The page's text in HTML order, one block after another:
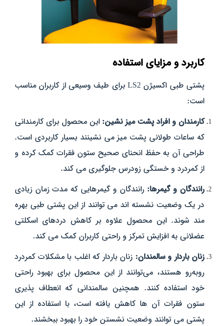
کاربرد و مزایای استفاده
پشتی طبی اکسیژن LS2 برای طیف وسیعی از کاربران مناسب
است:
کارمندان و افراد پشت میز نشین: این محصول برای کارمندانی
که ساعات طولانی پشت میز می‌ نشینند بسیار کاربردی است.
طراحی آن به حفظ انحنای صحیح ستون فقرات کمک کرده و
از کمردرد و خستگی زودرس جلوگیری می‌ کند.
رانندگان و گیمرها: رانندگان و گیمرهایی که مدت زمان زیادی
در یک وضعیت نشسته‌ اند می‌ توانند از این پشتی طبی بهره‌
مند شوند. این محصول علاوه بر کاهش دردهای اسکلتی
عضلانی به افزایش تمرکز و راحتی کاربران کمک می‌ کند.
زنان باردار و سالمندان: زنان باردار که اغلب با مشکلات کمردرد
روبه‌رو هستند، می‌توانند از این محصول برای بهبود راحتی
خود استفاده کنند. همچنین سالمندانی که انعطاف‌ پذیری
ستون فقرات آن‌ ها کاهش یافته است، با استفاده از این
پشتی می‌ توانند وضعیت نشستن خود را بهبود ببخشند.